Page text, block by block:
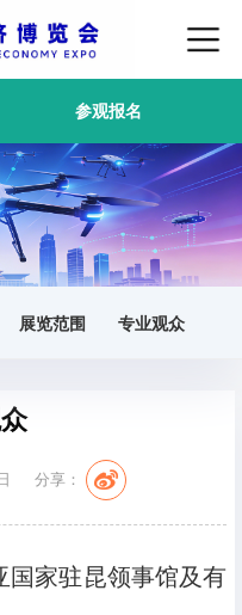
参观报名
展览范围 专业观众
分享：
国家驻昆领事馆及有